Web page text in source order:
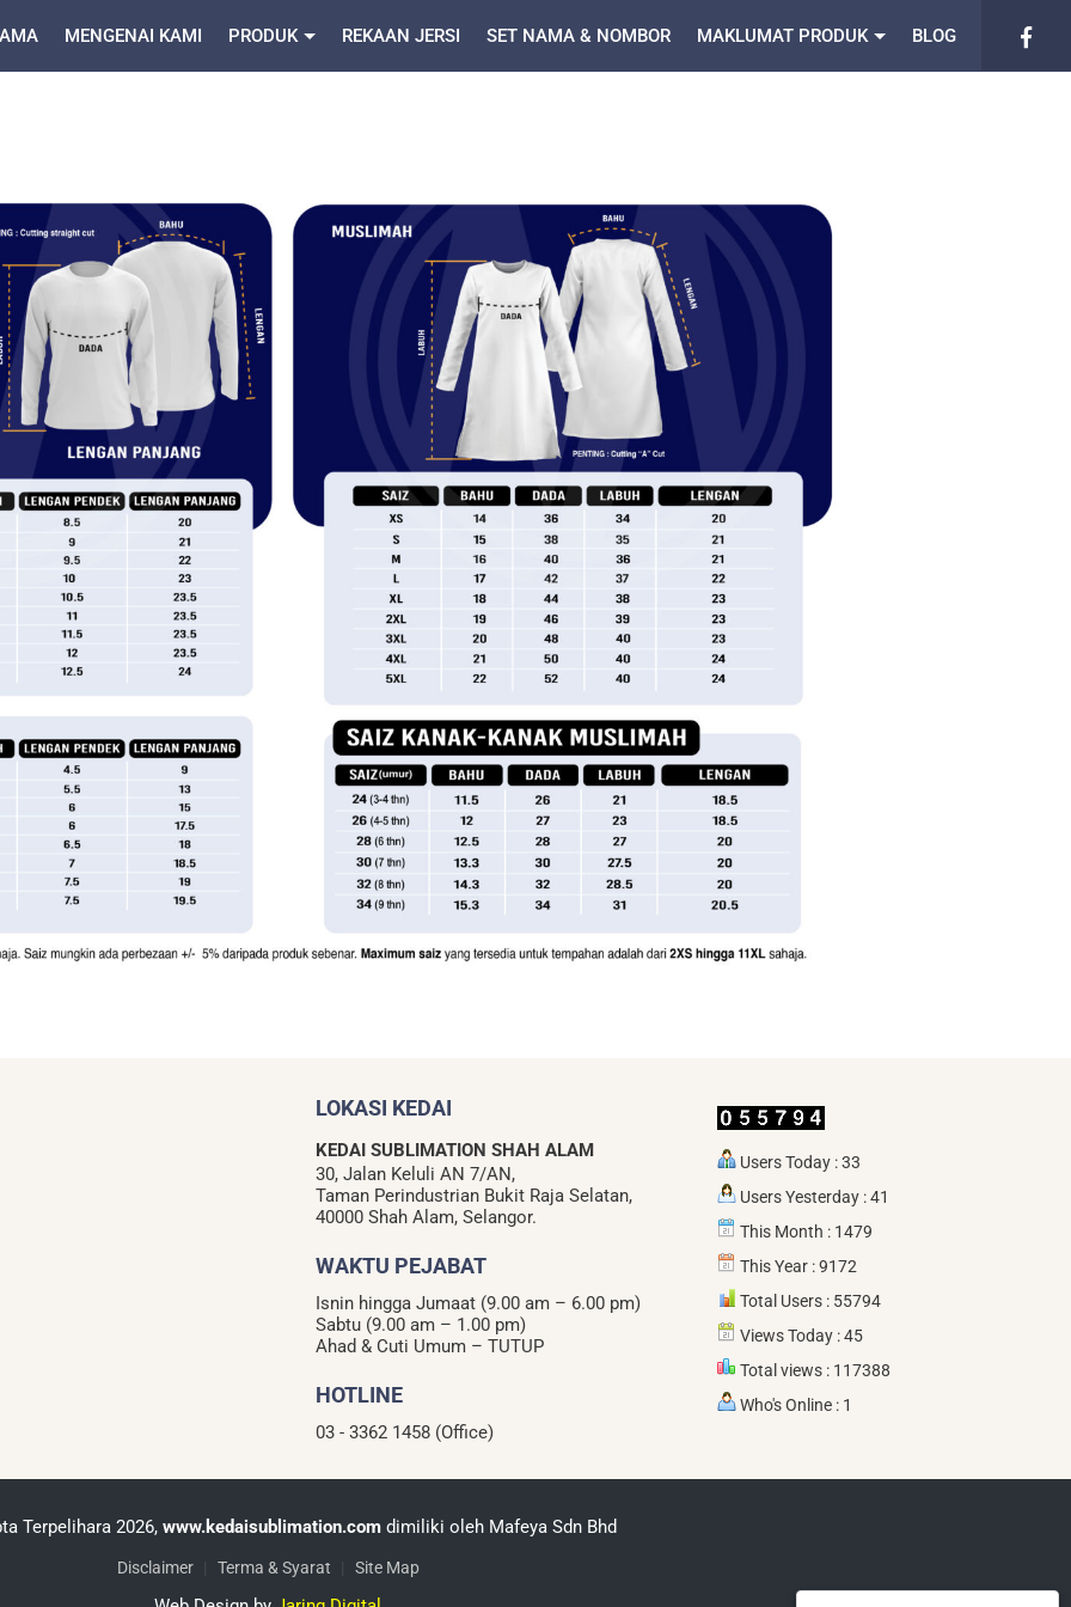
NAMA & NOMBOR MAKLUMAT PRODUK BLOG
MENGENAI KAMI PRODUK REKAAN JERSI SET NAMA & NOMBOR MAKLUMAT PRODUK BLOG
LOKASI KEDAI
KEDAI SUBLIMATION SHAH ALAM
30, Jalan Keluli AN 7/AN,
Taman Perindustrian Bukit Raja Selatan,
40000 Shah Alam, Selangor.
WAKTU PEJABAT
Isnin hingga Jumaat (9.00 am – 6.00 pm)
Sabtu (9.00 am – 1.00 pm)
Ahad & Cuti Umum – TUTUP
HOTLINE
03 - 3362 1458 (Office)
Users Today : 33
Users Yesterday : 41
This Month : 1479
This Year : 9172
Total Users : 55794
Views Today : 45
Total views : 117388
Who's Online : 1
Terpelihara 2026, www.kedaisublimation.comdimiliki oleh Mafeya Sdn Bhd
Disclaimer Terma & Syarat Site Map